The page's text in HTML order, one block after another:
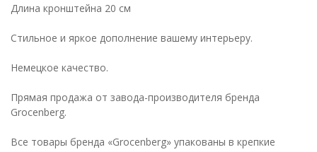
Длина кронштейна 20 см
Стильное и яркое дополнение вашему интерьеру.
Немецкое качество.
Прямая продажа от завода-производителя бренда
Grocenberg.
Все товары бренда «Grocenberg» упакованы в крепкие